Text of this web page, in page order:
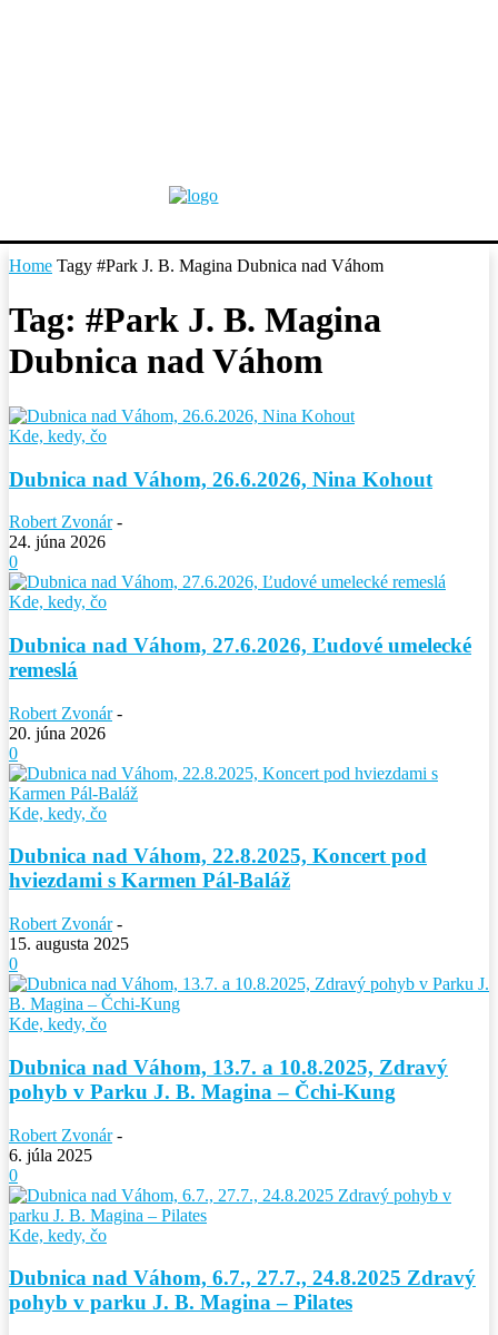
Home Tagy #Park J. B. Magina Dubnica nad Váhom
Tag: #Park J. B. Magina
Dubnica nad Váhom
Kde, kedy, čo
Dubnica nad Váhom, 26.6.2026, Nina Kohout
Robert Zvonár -
24. júna 2026
0
Kde, kedy, čo
Dubnica nad Váhom, 27.6.2026, Ľudové umelecké
remeslá
Robert Zvonár -
20. júna 2026
0
Kde, kedy, čo
Dubnica nad Váhom, 22.8.2025, Koncert pod
hviezdami s Karmen Pál-Baláž
Robert Zvonár -
15. augusta 2025
0
Kde, kedy, čo
Dubnica nad Váhom, 13.7. a 10.8.2025, Zdravý
pohyb v Parku J. B. Magina – Čchi-Kung
Robert Zvonár -
6. júla 2025
0
Kde, kedy, čo
Dubnica nad Váhom, 6.7., 27.7., 24.8.2025 Zdravý
pohyb v parku J. B. Magina – Pilates